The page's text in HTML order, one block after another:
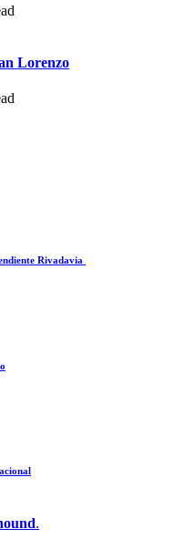
Lorenzo
Rivadavia
.